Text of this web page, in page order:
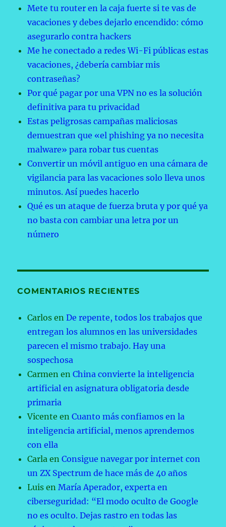
Mete tu router en la caja fuerte si te vas de
vacaciones y debes dejarlo encendido: cómo
asegurarlo contra hackers
Me he conectado a redes Wi-Fi públicas estas
vacaciones, ¿debería cambiar mis
contraseñas?
Por qué pagar por una VPN no es la solución
definitiva para tu privacidad
Estas peligrosas campañas maliciosas
demuestran que «el phishing ya no necesita
malware» para robar tus cuentas
Convertir un móvil antiguo en una cámara de
vigilancia para las vacaciones solo lleva unos
minutos. Así puedes hacerlo
Qué es un ataque de fuerza bruta y por qué ya
no basta con cambiar una letra por un
número
COMENTARIOS RECIENTES
Carlos enDe repente, todos los trabajos que
entregan los alumnos en las universidades
parecen el mismo trabajo. Hay una
sospechosa
Carmen enChina convierte la inteligencia
artificial en asignatura obligatoria desde
primaria
Vicente enCuanto más confiamos en la
inteligencia artificial, menos aprendemos
con ella
Carla enConsigue navegar por internet con
un ZX Spectrum de hace más de 40 años
Luis enMaría Aperador, experta en
ciberseguridad: “El modo oculto de Google
no es oculto. Dejas rastro en todas las